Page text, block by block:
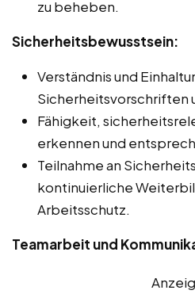
zu beheben.
Sicherheitsbewusstsein:
Verständnis und
Sicherheitsvorschriften
Fähigkeit,
erkennen und
Teilnahme an
kontinuierliche
Arbeitsschutz.
Teamarbeit und